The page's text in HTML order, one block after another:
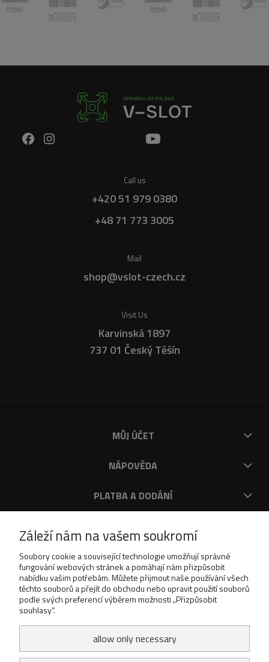
Call us
+420 51 979 0380
+48 71 773 3005
Mail
shop@vslot-czech.cz
Visit Us
Karvinská 1897
737 01 Český Těšín
MŮJ ÚČET
NÁPOVĚDA
PLATBA A DODÁNÍ
DOWNLOAD
Záleží nám na vašem soukromí
Soubory cookie a související technologie umožňují správné
fungování webových stránek a pomáhají nám přizpůsobit
nabídku vašim potřebám. Můžete přijmout naše používání všech
těchto souborů a přejít do obchodu nebo upravit použití souborů
podle svých preferencí výběrem možnosti „Přizpůsobit
souhlasy“.
allow only necessary